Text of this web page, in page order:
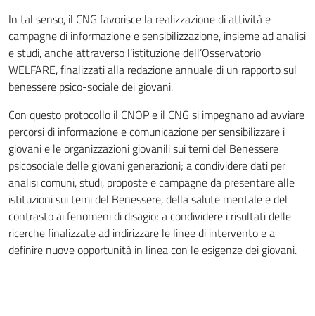
In tal senso, il CNG favorisce la realizzazione di attività e
campagne di informazione e sensibilizzazione, insieme ad analisi
e studi, anche attraverso l’istituzione dell’Osservatorio
WELFARE, finalizzati alla redazione annuale di un rapporto sul
benessere psico-sociale dei giovani.
Con questo protocollo il CNOP e il CNG si impegnano ad avviare
percorsi di informazione e comunicazione per sensibilizzare i
giovani e le organizzazioni giovanili sui temi del Benessere
psicosociale delle giovani generazioni; a condividere dati per
analisi comuni, studi, proposte e campagne da presentare alle
istituzioni sui temi del Benessere, della salute mentale e del
contrasto ai fenomeni di disagio; a condividere i risultati delle
ricerche finalizzate ad indirizzare le linee di intervento e a
definire nuove opportunità in linea con le esigenze dei giovani.